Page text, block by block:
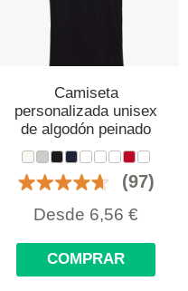
Camiseta
personalizada unisex
de algodón peinado
(97)
Desde 6,56 €
COMPRAR